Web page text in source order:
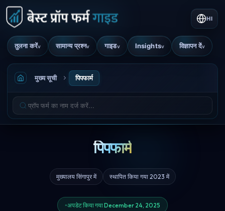
तुलना करेंv सामान्य प्रश्नv गाइडv Insightsv विज्ञापन देंv
HI
मुख्य सूची पिपफार्म
पिपफार्म
मुख्यालय सिंगापुर में स्थापित किया गया 2023 में
अपडेट किया गया December 24, 2025